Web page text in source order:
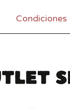
Condiciones